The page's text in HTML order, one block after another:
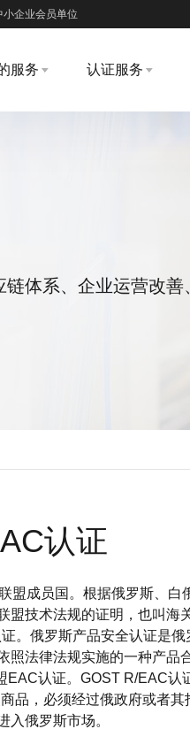
小企业会员单位
服务 认证服务
体系、企业运营改
认证
盟成员国。根据俄罗斯、
盟技术法规的证明，也叫海
。俄罗斯产品安全认证是
照法律法规实施的一种产品
EAC认证。GOST R/EAC认
品，必须经过俄政府或者
入俄罗斯市场。